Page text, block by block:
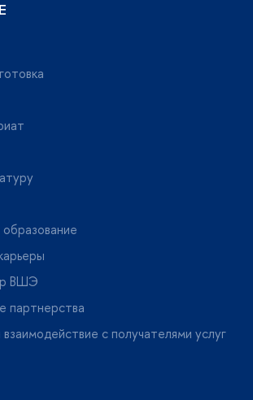
ВШЭ
партнерства
взаимодействие с получателями услу